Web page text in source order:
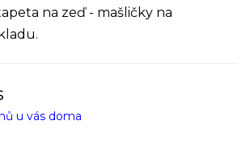
na zeď - mašličky na
u vás doma